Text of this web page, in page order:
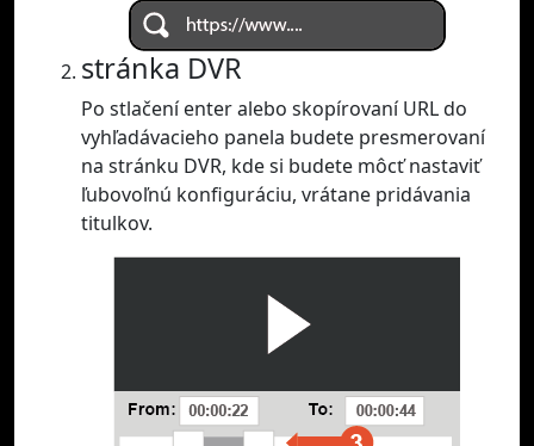
stránka DVR
Po stlačení enter alebo skopírovaní URL do
vyhľadávacieho panela budete presmerovaní
na stránku DVR, kde si budete môcť nastaviť
ľubovoľnú konfiguráciu, vrátane pridávania
titulkov.